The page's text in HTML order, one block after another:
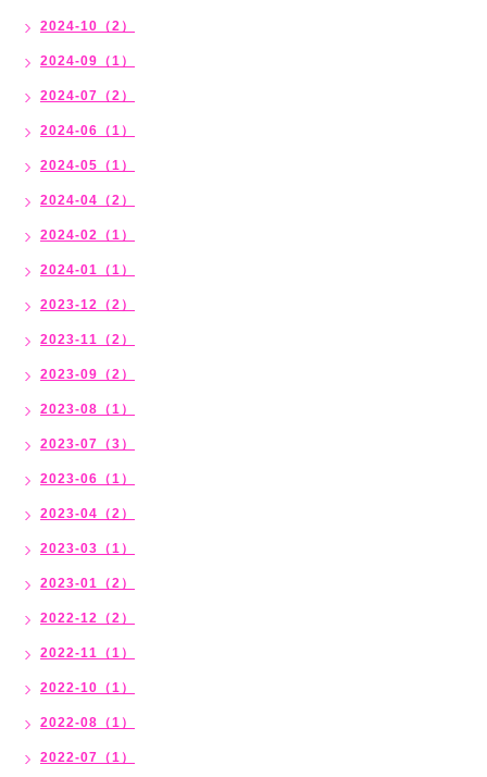
2024-10（2）
2024-09（1）
2024-07（2）
2024-06（1）
2024-05（1）
2024-04（2）
2024-02（1）
2024-01（1）
2023-12（2）
2023-11（2）
2023-09（2）
2023-08（1）
2023-07（3）
2023-06（1）
2023-04（2）
2023-03（1）
2023-01（2）
2022-12（2）
2022-11（1）
2022-10（1）
2022-08（1）
2022-07（1）